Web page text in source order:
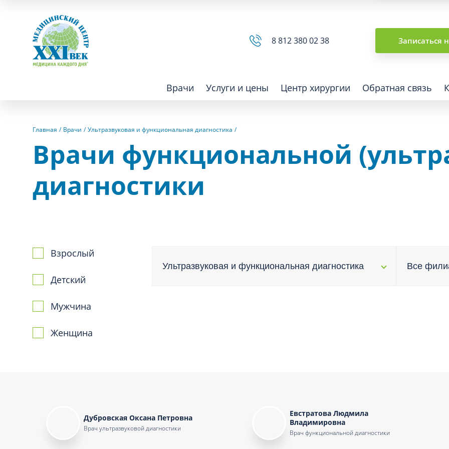
8 812 380 02 38 Записаться
Врачи Услуги и цены
Алгология (Центр лечения боли)
Анестезиология
Гастроэнтерология
Гематология
Гирудотерапия
Диетология
Компьютерная томография (КТ)
Лабораторная диагностика
Мануальная терапия
Отоларингология (ЛОР)
Центр хирургии Обратная связь
Главная Врачи Ультразвуковая и функциональная диагностика
Врачи функциональной
диагностики
Взрослый
Детский
Мужчина
Женщина
Ультразвуковая и функциональная диагностика Все
Дубровская Оксана Петровна
Врач ультразвуковой диагностики
Евстратова Людмила
Владимировна
Врач функциональной диагностики